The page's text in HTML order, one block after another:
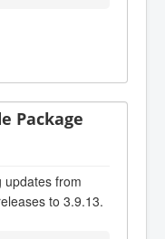
Package
updates from
to 3.9.13.